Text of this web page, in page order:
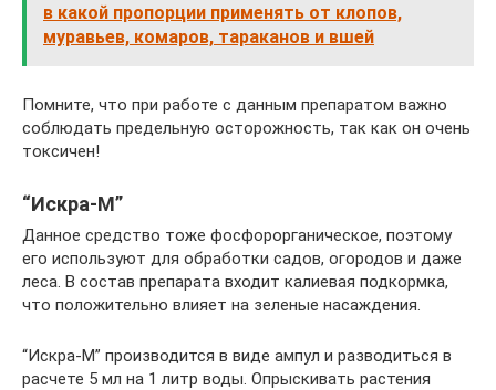
в какой пропорции применять от клопов,
муравьев, комаров, тараканов и вшей
Помните, что при работе с данным препаратом важно
соблюдать предельную осторожность, так как он очень
токсичен!
“Искра-М”
Данное средство тоже фосфорорганическое, поэтому
его используют для обработки садов, огородов и даже
леса. В состав препарата входит калиевая подкормка,
что положительно влияет на зеленые насаждения.
“Искра-М” производится в виде ампул и разводиться в
расчете 5 мл на 1 литр воды. Опрыскивать растения